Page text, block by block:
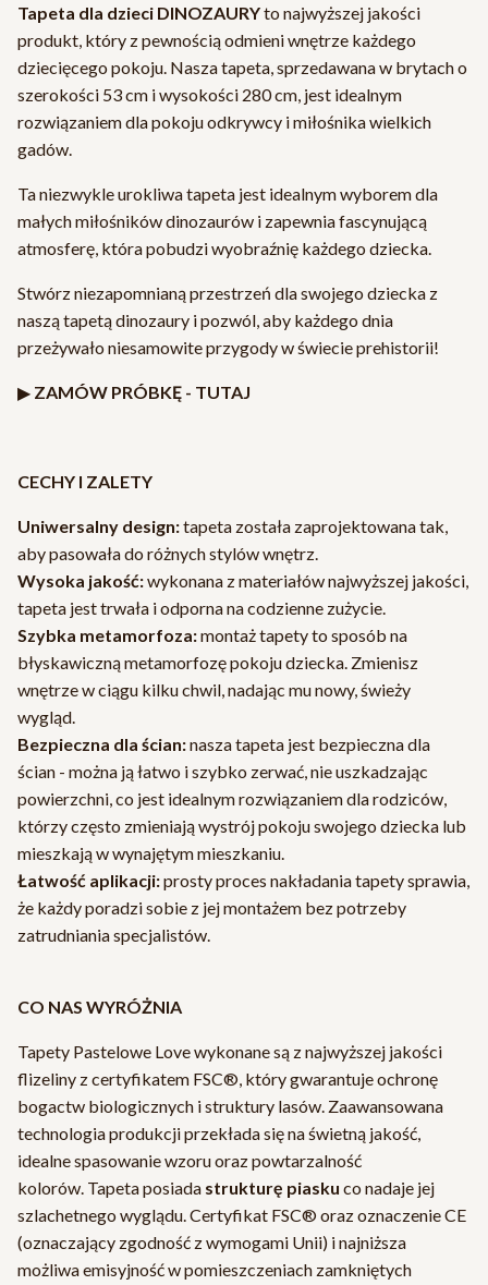
Tapeta dla dzieci DINOZAURYto najwyższej jakości
produkt, który z pewnością odmieni wnętrze każdego
dziecięcego pokoju. Nasza tapeta, sprzedawana w brytach o
szerokości 53 cm i wysokości 280 cm, jest idealnym
rozwiązaniem dla pokoju odkrywcy i miłośnika wielkich
gadów.
Ta niezwykle urokliwa tapeta jest idealnym wyborem dla
małych miłośników dinozaurów i zapewnia fascynującą
atmosferę, która pobudzi wyobraźnię każdego dziecka.
Stwórz niezapomnianą przestrzeń dla swojego dziecka z
naszą tapetą dinozaury i pozwól, aby każdego dnia
przeżywało niesamowite przygody w świecie prehistorii!
▶ ZAMÓW PRÓBKĘ - TUTAJ
CECHY I ZALETY
Uniwersalny design:tapeta została zaprojektowana tak,
aby pasowała do różnych stylów wnętrz.
Wysoka jakość:wykonana z materiałów najwyższej jakości,
tapeta jest trwała i odporna na codzienne zużycie.
Szybka metamorfoza:montaż tapety to sposób na
błyskawiczną metamorfozę pokoju dziecka. Zmienisz
wnętrze w ciągu kilku chwil, nadając mu nowy, świeży
wygląd.
Bezpieczna dla ścian:nasza tapeta jest bezpieczna dla
ścian - można ją łatwo i szybko zerwać, nie uszkadzając
powierzchni, co jest idealnym rozwiązaniem dla rodziców,
którzy często zmieniają wystrój pokoju swojego dziecka lub
mieszkają w wynajętym mieszkaniu.
Łatwość aplikacji:prosty proces nakładania tapety sprawia,
że każdy poradzi sobie z jej montażem bez potrzeby
zatrudniania specjalistów.
CO NAS WYRÓŻNIA
Tapety Pastelowe Love wykonane są z najwyższej jakości
flizeliny z certyfikatem FSC®, który gwarantuje ochronę
bogactw biologicznych i struktury lasów. Zaawansowana
technologia produkcji przekłada się na świetną jakość,
idealne spasowanie wzoru oraz powtarzalność
kolorów. Tapeta posiada strukturę piasku co nadaje jej
szlachetnego wyglądu. Certyfikat FSC® oraz oznaczenie CE
(oznaczający zgodność z wymogami Unii) i najniższa
możliwa emisyjność w pomieszczeniach zamkniętych